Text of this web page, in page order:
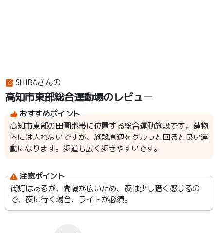
SHIBAさんの
高知市東部総合運動場のレビュー
おすすめポイント
高知市東部の田園地帯に位置する総合運動施設です。建物
内には入れないですが、施設周辺をグルっと回ると良い運
動になります。歩道も広く歩きやすいです。
注意ポイント
街灯はあるが、間隔が広いため、夜は少し暗く感じるの
で、夜に行く場合、ライトが必須。